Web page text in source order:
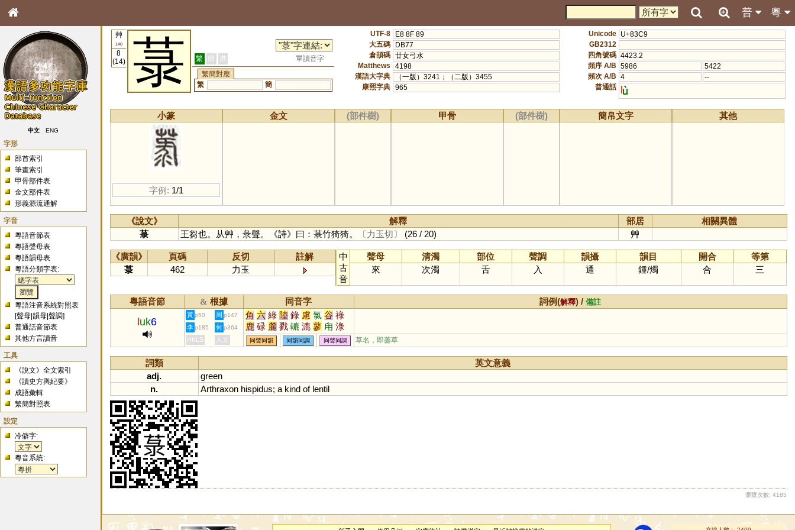
粵
普
中文 ENG
字形
部首索引
筆畫索引
甲骨部件表
金文部件表
形義源流通解
字音
粵語音節表
粵語聲母表
粵語韻母表
粵語分類字表:
粵語注音系統對照表
[聲母 |韻母 |聲調]
普通話音節表
其他方言讀音
工具
《說文》全文索引
《讀史方輿紀要》
成語彙輯
繁簡對照表
設定
冷僻字:
粵音系統:
艸
140
8
(14)
菉 繁 簡 港
單讀音字
繁簡對應
繁
簡
UTF-8
E8 8F 89
大五碼
DB77
倉頡碼 廿女弓水
Matthews
4198
漢語大字典
（一版）3241；（二版）3455
康熙字典 965
Unicode U+83C9
GB2312
四角號碼 4423.2
頻序 A/B 5986
5422
頻次 A/B 4
--
普通話 l
小篆
字例: 1/1
金文 (部件樹) 甲骨 (部件樹) 簡帛文字 其他
《說文》 解釋 部居
相關異體
菉
王芻也。从艸，彔聲。《詩》曰：菉竹猗猗。 〔力玉切〕 (26 / 20) 艸
《廣韻》 頁碼 反切
註解
菉
462 力玉
中
古
音
聲母 清濁 部位 聲調 韻攝 韻目 開合
等第
來
次濁 舌 入 通 鍾/燭 合 三
粵語音節 & 根據 同音字 詞例(解釋) /備註
uk6
黃 p50 周 p147 角 六 綠 陸 錄 慮 氯 谷 祿
鹿 碌 麓 戮 轆 漉 蓼 甪 淥
琭 逯 籙 騄 簏 醁 勠 鱳 觻
鯥 睩 磟 翏 踛 摝 稑 盝 飂
淕 彔 坴 穋 僇 塶 廘 熝 蔍
蹗 鏕 鵱 螰 錴
李 p185 何 p364
HKLS 人文 同聲同韻 同韻同調 同聲同調 草名，即藎草
詞類
英文意義
adj.
green
n.
Arthraxon hispidus; a kind of lentil
瀏覽次數: 4185